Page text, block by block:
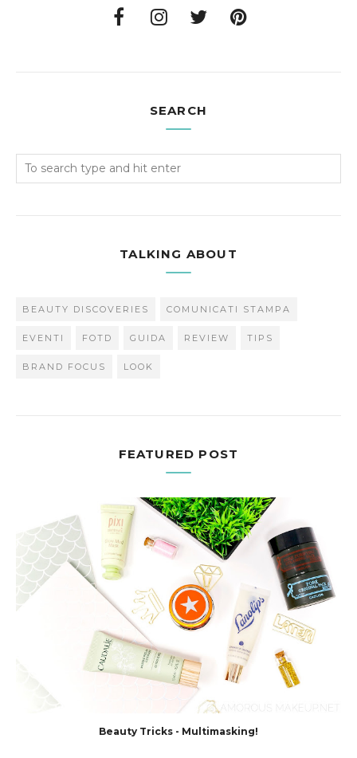
SEARCH
TALKING ABOUT
BEAUTY DISCOVERIES COMUNICATI STAMPA
EVENTI FOTD GUIDA REVIEW TIPS
BRAND FOCUS LOOK
FEATURED POST
Beauty Tricks - Multimasking!